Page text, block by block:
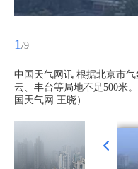
1 /9
中国天气网讯 根据北京市
云、丰台等局地不足500米
国天气网 王晓）